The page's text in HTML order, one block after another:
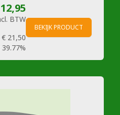
BTW
€ 21,50
39.77%
BEKIJK PRODUCT